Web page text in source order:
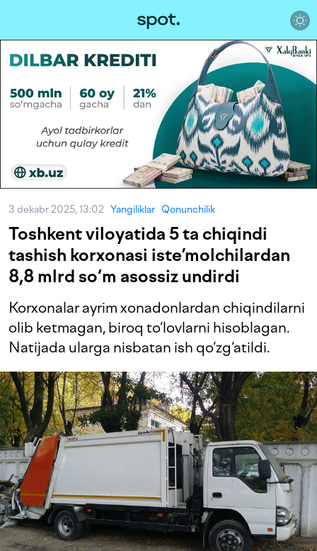
3 dekabr 2025, 13:02 Yangiliklar Qonunchilik
Toshkent viloyatida 5 ta chiqindi
tashish korxonasi iste’molchilardan
8,8 mlrd so‘m asossiz undirdi
Korxonalar ayrim xonadonlardan chiqindilarni
olib ketmagan, biroq to‘lovlarni hisoblagan.
Natijada ularga nisbatan ish qo‘zg‘atildi.